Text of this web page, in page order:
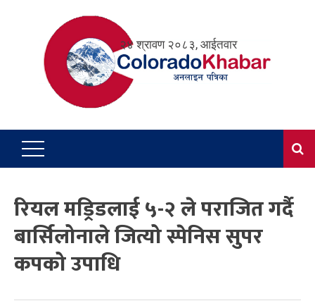
२४ श्रावण २०८३, आईतवार
रियल मड्रिडलाई ५-२ ले पराजित गर्दै
बार्सिलोनाले जित्यो स्पेनिस सुपर
कपको उपाधि